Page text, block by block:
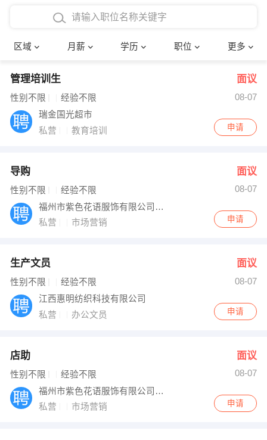
区域 月薪 学历 职位 更多
4000-5000元
8000-12000元
12000-20000元
博士
文员
财务会计
网络IT
快递员
收银员 技术员/工程师
出纳
编辑
跟单
其他职位
确定
管理培训生 面议
性别不限 经验不限
08-07
瑞金国光超市
私营
教育培训 申请
导购 面议
性别不限 经验不限
08-07
福州市紫色花语服饰有限公司瑞金店
私营
市场营销 申请
生产文员 面议
性别不限 经验不限
08-07
江西惠明纺织科技有限公司
私营
办公文员 申请
店助 面议
性别不限 经验不限
08-07
福州市紫色花语服饰有限公司瑞金店
私营
市场营销 申请